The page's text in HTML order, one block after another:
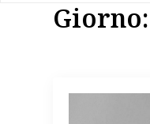
Giorno: